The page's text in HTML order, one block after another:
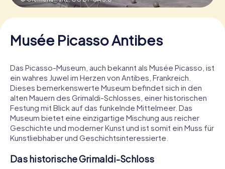
Musée Picasso Antibes
Das Picasso-Museum, auch bekannt als Musée Picasso, ist
ein wahres Juwel im Herzen von Antibes, Frankreich.
Dieses bemerkenswerte Museum befindet sich in den
alten Mauern des Grimaldi-Schlosses, einer historischen
Festung mit Blick auf das funkelnde Mittelmeer. Das
Museum bietet eine einzigartige Mischung aus reicher
Geschichte und moderner Kunst und ist somit ein Muss für
Kunstliebhaber und Geschichtsinteressierte.
Das historische Grimaldi-Schloss